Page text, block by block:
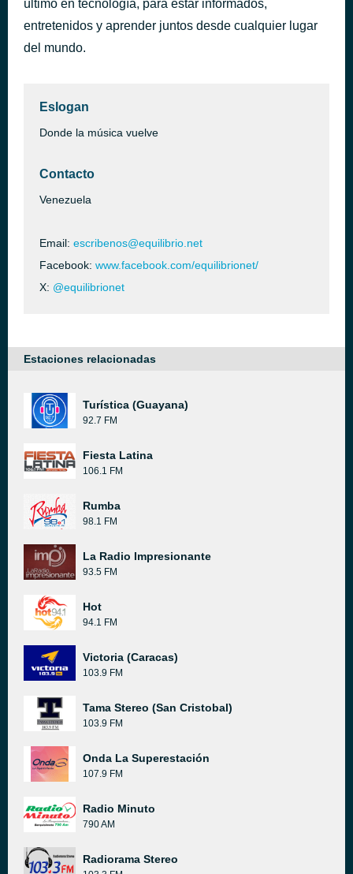
último en tecnología, para estar informados,
entretenidos y aprender juntos desde cualquier lugar
del mundo.
Eslogan
Donde la música vuelve
Contacto
Venezuela
Email: escribenos@equilibrio.net
Facebook: www.facebook.com/equilibrionet/
X: @equilibrionet
Estaciones relacionadas
Turística (Guayana)
92.7 FM
Fiesta Latina
106.1 FM
Rumba
98.1 FM
La Radio Impresionante
93.5 FM
Hot
94.1 FM
Victoria (Caracas)
103.9 FM
Tama Stereo (San Cristobal)
103.9 FM
Onda La Superestación
107.9 FM
Radio Minuto
790 AM
Radiorama Stereo